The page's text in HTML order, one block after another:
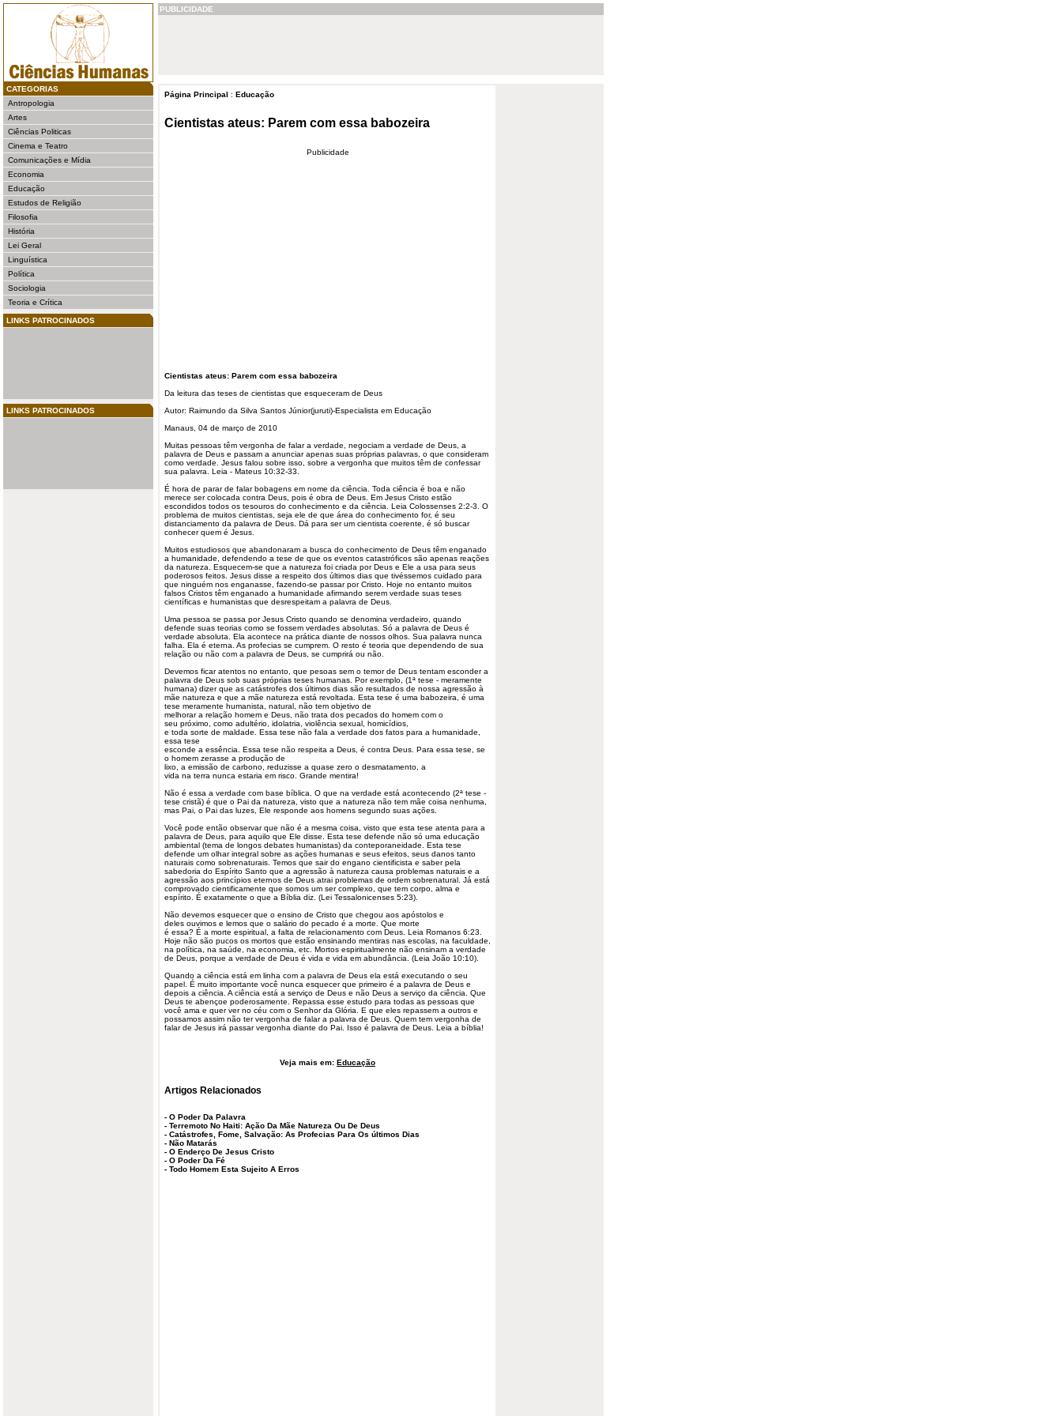
CATEGORIAS
Antropologia
Artes
Ciências Politicas
Cinema e Teatro
Comunicações e Mídia
Economia
Educação
Estudos de Religião
Filosofia
História
Lei Geral
Linguística
Política
Sociologia
Teoria e Crítica
LINKS PATROCINADOS
LINKS PATROCINADOS
PUBLICIDADE
Página Principal : Educação
Cientistas ateus: Parem com essa babozeira
Publicidade
Cientistas ateus: Parem com essa babozeira
Da leitura das teses de cientistas que esqueceram de Deus
Autor: Raimundo da Silva Santos Júnior(juruti)-Especialista em Educação
Manaus, 04 de março de 2010
Muitas pessoas têm vergonha de falar a verdade, negociam a verdade de Deus, a
palavra de Deus e passam a anunciar apenas suas próprias palavras, o que consideram
como verdade. Jesus falou sobre isso, sobre a vergonha que muitos têm de confessar
sua palavra . Leia - Mateus 10:32-33.
É hora de parar de falarbobagens em nome da ciência. Toda ciência é boa e não
merece ser colocada contra Deus, pois é obra de Deus. Em Jesus Cristo estão
escondidos todos os tesouros do conhecimento e da ciência. Leia Colossenses 2:2-3. O
problema de muitos cientistas, seja ele de que área do conhecimento for, é seu
distanciamento da palavra de Deus. Dá para ser um cientista coerente, é só buscar
conhecer quem é Jesus.
Muitos estudiosos que abandonaram a busca do conhecimento de Deus têm enganado
a humanidade, defendendo a tese de que os eventos catastróficos são apenas reações
da natureza . Esquecem-se que a natureza foi criada por Deus e Ele a usa para seus
poderosos feitos. Jesus disse a respeito dos últimos dias que tivéssemos cuidado para
que ninguém nos enganasse, fazendo-se passar por Cristo. Hoje no entanto muitos
falsos Cristos têm enganado a humanidade afirmando serem verdade suas teses
científicas e humanistas que desrespeitam a palavra de Deus.
Uma pessoa se passa por Jesus Cristo quando se denomina verdadeiro, quando
defende suas teorias como se fossem verdades absolutas. Só a palavra de Deus é
verdade absoluta. Ela acontece na prática diante de nossos olhos. Sua palavra nunca
falha. Ela é eterna. As profecias se cumprem. O resto é teoria que dependendo de sua
relação ou não com a palavra de Deus, se cumprirá ou não.
Devemos ficar atentos no entanto, que pesoas sem o temor de Deus tentam esconder a
palavra de Deus sob suas próprias teses humanas. Por exemplo, (1ª tese - meramente
humana) dizer que as catástrofes dos últimos dias são resultados de nossa agressão à
mãe natureza e que a mãe natureza está revoltada. Esta tese é uma babozeira, é uma
tese meramente humanista, natural, não tem objetivo de
melhorar a relação homem e Deus, não trata dos pecados do homem com o
seu próximo, como adultério, idolatria, violência sexual, homicídios,
e toda sorte de maldade. Essa tese não fala a verdade dos fatos para a humanidade,
essa tese
esconde a essência. Essa tese não respeita a Deus, é contra Deus. Para essa tese, se
o homem zerasse a produção de
lixo, a emissão de carbono, reduzisse a quase zero o desmatamento, a
vida na terra nunca estaria em risco. Grande mentira!
Não é essa a verdade com base bíblica. O que na verdade está acontecendo (2ª tese -
tese cristã) é que o Pai da natureza, visto que a natureza não tem mãe coisa nenhuma,
mas Pai, o Pai das luzes, Ele responde aos homens segundo suas ações.
Você pode então observar que não é a mesma coisa, visto que esta tese atenta para a
palavra de Deus, para aquilo que Ele disse. Esta tese defende não só uma educação
ambiental (tema de longos debates humanistas) da conteporaneidade. Esta tese
defende um olhar integral sobre as ações humanas e seus efeitos, seus danos tanto
naturais como sobrenaturais. Temos que sair do engano cientificista e saber pela
sabedoria do Espírito Santo que a agressão à natureza causa problemas naturais e a
agressão aos princípios eternos de Deus atrai problemas de ordem sobrenatural. Já está
comprovado cientificamente que somos um ser complexo, que tem corpo, alma e
espírito. É exatamente o que a Bíblia diz. (Lei Tessalonicenses 5:23).
Não devemos esquecer que o ensino de Cristo que chegou aos apóstolos e
deles ouvimos e lemos que o salário do pecado é a morte. Que morte
é essa? É a morte espiritual, a falta de relacionamento com Deus. Leia Romanos 6:23.
Hoje não são pucos os mortos que estão ensinando mentiras nas escolas, na faculdade,
na política, na saúde, na economia, etc. Mortos espiritualmente não ensinam a verdade
de Deus, porque a verdade de Deus é vida e vida em abundância. (Leia João 10:10).
Quando a ciência está em linha com a palavra de Deus ela está executando o seu
papel. É muito importante você nunca esquecer que primeiro é a palavra de Deus e
depois a ciência. A ciência está a serviço de Deus e não Deus a serviço da ciência. Que
Deus te abençoe poderosamente. Repassa esse estudo para todas as pessoas que
você ama e quer ver no céu com o Senhor da Glória. E que eles repassem a outros e
possamos assim não ter vergonha de falar a palavra de Deus. Quem tem vergonha de
falar de Jesus irá passar vergonha diante do Pai. Isso é palavra de Deus. Leia a bíblia!
Veja mais em: Educação
Artigos Relacionados
- O Poder Da Palavra
- Terremoto No Haiti: Ação Da Mãe Natureza Ou De Deus
- Catástrofes, Fome, Salvação: As Profecias Para Os últimos Dias
- Não Matarás
- O Enderço De Jesus Cristo
- O Poder Da Fé
- Todo Homem Esta Sujeito A Erros